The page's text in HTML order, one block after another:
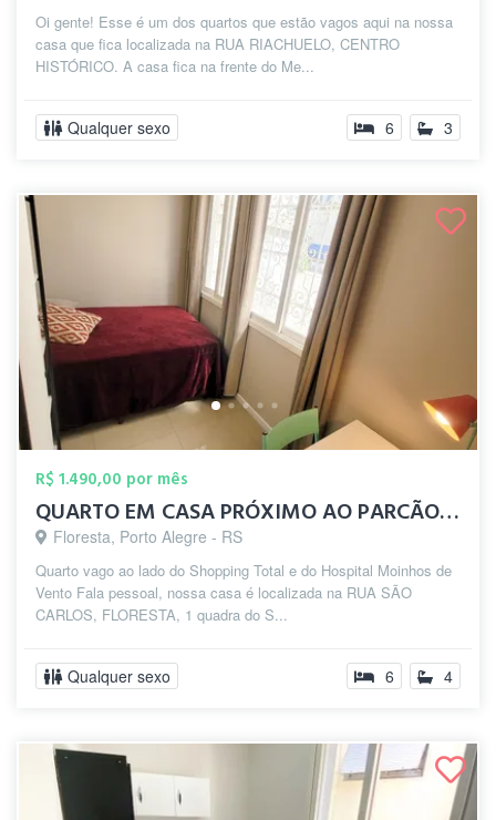
Oi gente! Esse é um dos quartos que estão vagos aqui na nossa
casa que fica localizada na RUA RIACHUELO, CENTRO
HISTÓRICO. A casa fica na frente do Me...
Qualquer sexo 6 3
R$ 1.490,00 por mês
QUARTO EM CASA PRÓXIMO AO PARCÃO / MOINH...
Floresta, Porto Alegre - RS
Quarto vago ao lado do Shopping Total e do Hospital Moinhos de
Vento Fala pessoal, nossa casa é localizada na RUA SÃO
CARLOS, FLORESTA, 1 quadra do S...
Qualquer sexo 6 4